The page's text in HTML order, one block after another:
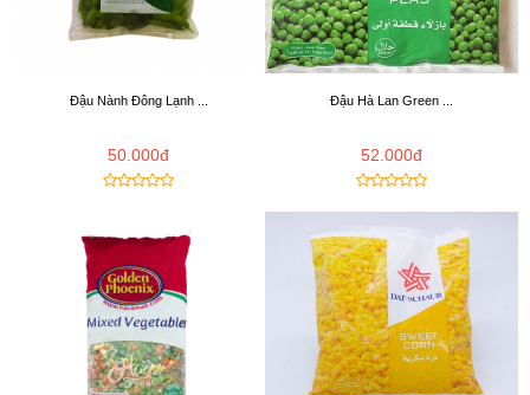
Đậu Nành Đông Lạnh ...
50.000đ
Đậu Hà Lan Green ...
52.000đ